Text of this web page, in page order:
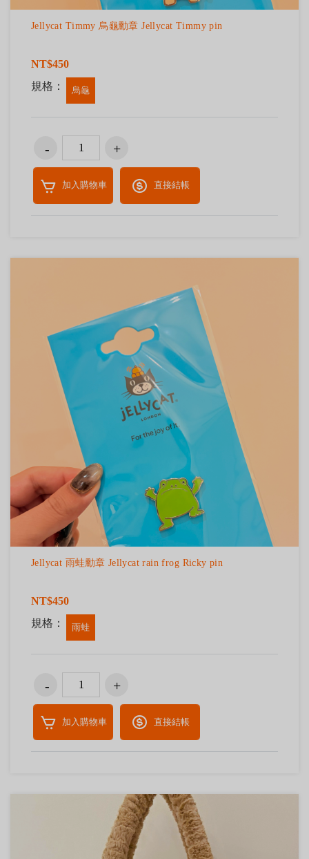
Jellycat Timmy 烏龜勳章 Jellycat Timmy pin
NT$450
規格：
烏龜
加入購物車 直接結帳
Jellycat 雨蛙勳章 Jellycat rain frog Ricky pin
NT$450
規格：
雨蛙
加入購物車 直接結帳